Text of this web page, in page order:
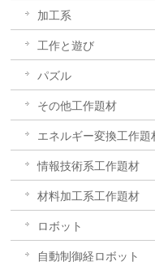
加工系
工作と遊び
パズル
その他工作題材
エネルギー変換工作題
情報技術系工作題材
材料加工系工作題材
ロボット
自動制御経ロボット